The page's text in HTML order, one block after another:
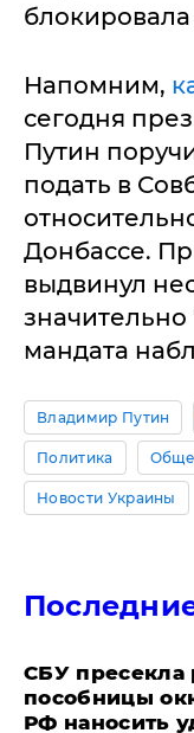
блокировала
Напомним,
сегодня
Путин
подать в
Донбассе.
выдвинул
значительно
мандата
Владимир Путин
Политика
Новости Украины
СБУ пресекла
пособницы
РФ наносить